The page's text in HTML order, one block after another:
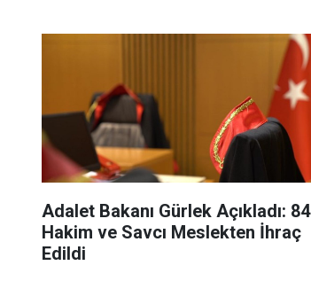
Adalet Bakanı Gürlek Açıkladı: 84
Hakim ve Savcı Meslekten İhraç
Edildi